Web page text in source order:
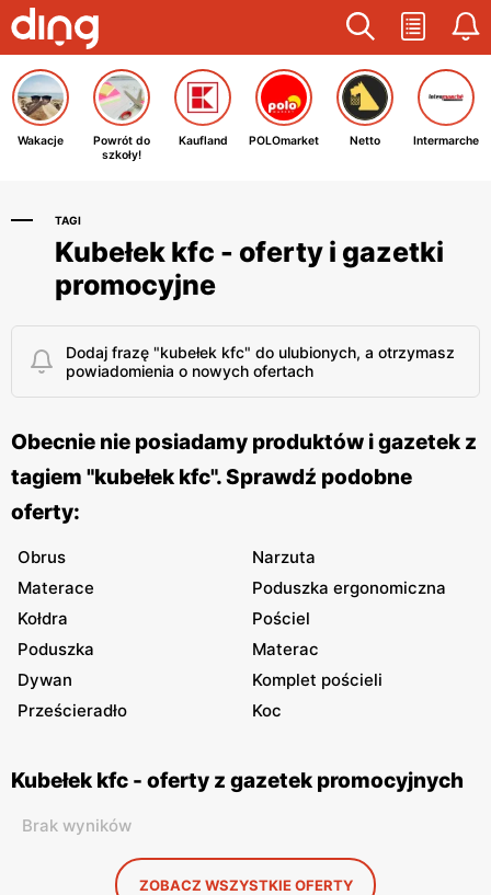
Wakacje
Powrót do
szkoły!
Kaufland POLOmarket Netto Intermarche
TAGI
Kubełek kfc - oferty i gazetki
promocyjne
Dodaj frazę "kubełek kfc" do ulubionych, a otrzymasz
powiadomienia o nowych ofertach
Obecnie nie posiadamy produktów i gazetek z
tagiem "kubełek kfc". Sprawdź podobne
oferty:
Obrus
Narzuta
Materace
Poduszka ergonomiczna
Kołdra
Pościel
Poduszka
Materac
Dywan
Komplet pościeli
Prześcieradło
Koc
Kubełek kfc - oferty z gazetek promocyjnych
Brak wyników
ZOBACZ WSZYSTKIE OFERTY